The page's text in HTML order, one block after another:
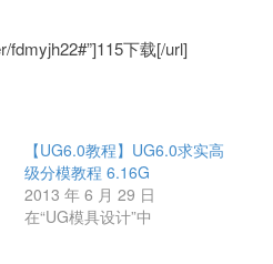
fdmyjh22#”]115下载[/url]
【UG6.0教程】UG6.0求实高
级分模教程 6.16G
2013 年 6 月 29 日
在“UG模具设计”中